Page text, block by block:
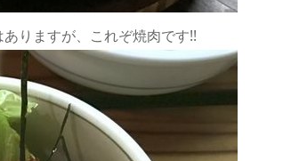
りますが、これぞ焼肉です!!